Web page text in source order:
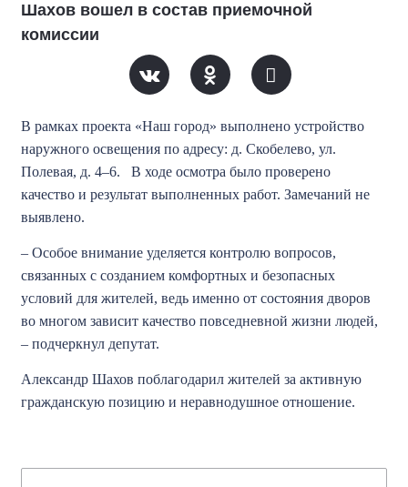
Шахов вошел в состав приемочной
комиссии
В рамках проекта «Наш город» выполнено устройство
наружного освещения по адресу: д. Скобелево, ул.
Полевая, д. 4–6. В ходе осмотра было проверено
качество и результат выполненных работ. Замечаний не
выявлено.
– Особое внимание уделяется контролю вопросов,
связанных с созданием комфортных и безопасных
условий для жителей, ведь именно от состояния дворов
во многом зависит качество повседневной жизни людей,
– подчеркнул депутат.
Александр Шахов поблагодарил жителей за активную
гражданскую позицию и неравнодушное отношение.